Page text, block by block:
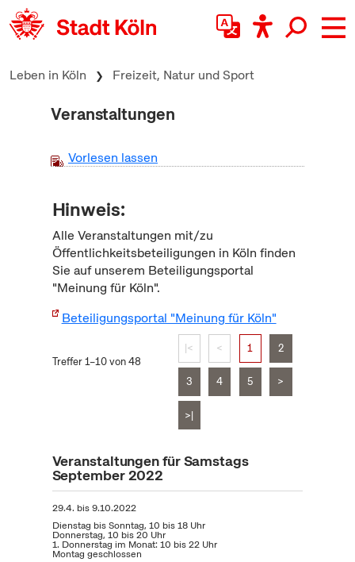
zum Inhalt springen
Leben in Köln Freizeit, Natur und Sport
Veranstaltungen
Vorlesen lassen
Hinweis:
Alle Veranstaltungen mit/zu
Öffentlichkeitsbeteiligungen in Köln finden
Sie auf unserem Beteiligungsportal
"Meinung für Köln".
Beteiligungsportal "Meinung für Köln"
Treffer 1–10 von 48
|< < 1 2
3 4 5 >
>|
Veranstaltungen für Samstags
September 2022
29.4. bis9.10.2022
Dienstag bis Sonntag, 10 bis 18 Uhr
Donnerstag, 10 bis 20 Uhr
1. Donnerstag im Monat: 10 bis 22 Uhr
Montag geschlossen